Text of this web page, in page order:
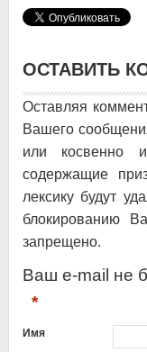
ОСТАВИТЬ
Оставляя
Вашего
или косвенно
содержащие
лексику будут
блокированию
запрещено.
Ваш e-mail не
*
Имя